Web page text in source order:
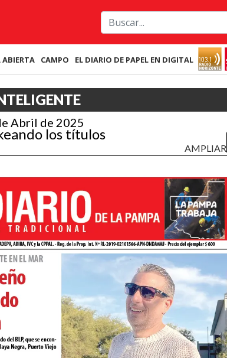
ABIERTA CAMPO EL DIARIO DE PAPEL EN DIGITAL
Abril de 2025
los títulos
AMPLIAR